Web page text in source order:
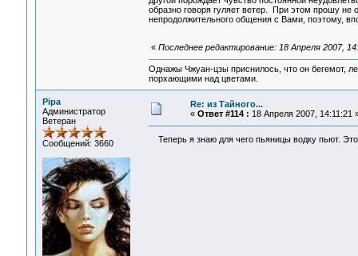
образно говоря гуляет ветер. При этом прошу не
непродолжительного общения с Вами, поэтому,
« Последнее редактирование: 18 Апреля 2007,
Однажы Чжуан-цзы приснилось, что он бегемот,
порхающими над цветами.
Pipa
Администратор
Ветеран
Сообщений: 3660
Re: из Тайного...
« Ответ #114 : 18 Апреля 2007, 14:11:21
Теперь я знаю для чего пьяницы водку